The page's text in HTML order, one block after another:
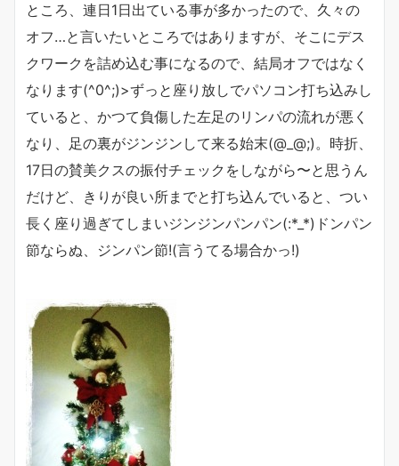
ところ、連日1日出ている事が多かったので、久々の
オフ…と言いたいところではありますが、そこにデス
クワークを詰め込む事になるので、結局オフではなく
なります(^0^;)>ずっと座り放しでパソコン打ち込みし
ていると、かつて負傷した左足のリンパの流れが悪く
なり、足の裏がジンジンして来る始末(@_@;)。時折、
17日の賛美クスの振付チェックをしながら〜と思うん
だけど、きりが良い所までと打ち込んでいると、つい
長く座り過ぎてしまいジンジンパンパン(:*_*)ドンパン
節ならぬ、ジンパン節!(言うてる場合かっ!)